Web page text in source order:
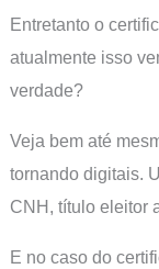
Entretanto o
atualmente isso
verdade?
Veja bem até
tornando digitais.
CNH, título eleitor
E no caso do